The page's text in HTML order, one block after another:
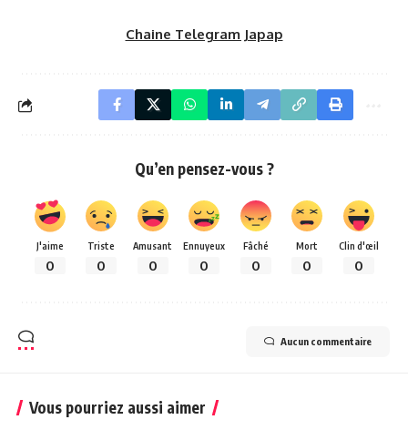
Chaine Telegram Japap
Qu’en pensez-vous ?
J'aime
0
Triste
0
Amusant
0
Ennuyeux
0
Fâché
0
Mort
0
Clin d'œil
0
Aucun commentaire
Vous pourriez aussi aimer